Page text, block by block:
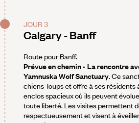
JOUR 3
Calgary - Banff
Route pour Banff.
Prévue en chemin - La rencontre
Yamnuska Wolf Sanctuary. Ce
chiens-loups et offre à ses résidents
enclos spacieux où ils peuvent
toute liberté. Les visites permettent
respectueusement et visent à